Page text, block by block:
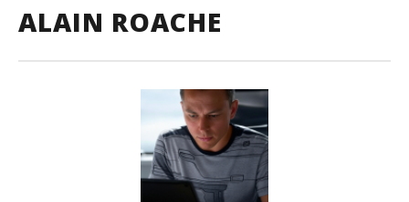
ALAIN ROACHE